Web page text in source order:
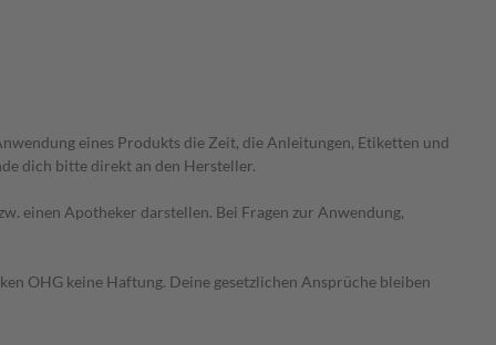
eines Produkts die Zeit, die Anleitungen, Etiketten und
dich bitte direkt an den Hersteller.
einen Apotheker darstellen. Bei Fragen zur Anwendung,
OHG keine Haftung. Deine gesetzlichen Ansprüche bleiben